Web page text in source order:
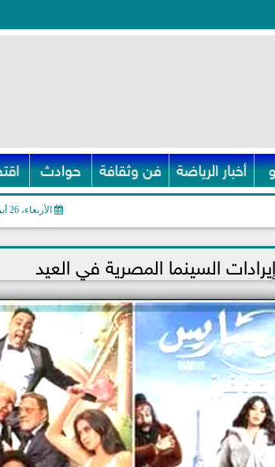
أخبار الرياضة فن وثقافة حوادث
الأربعاء، 26 أبريل 2023